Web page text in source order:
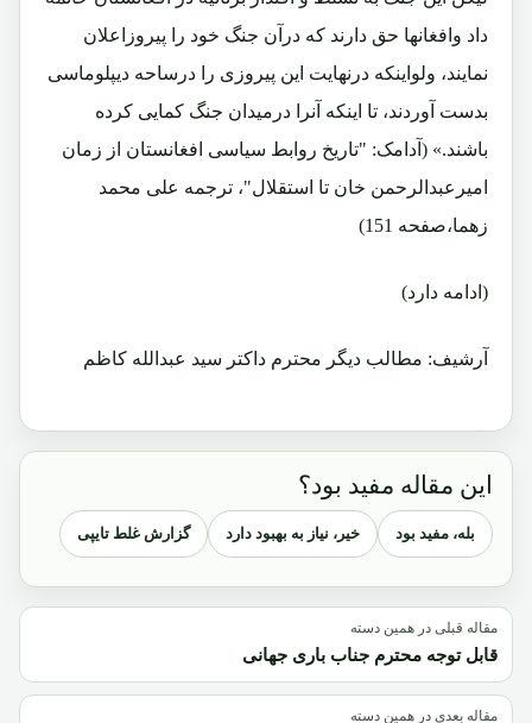
داد وافغانها حق دارند که درآن جنگ خود را پیروزاعلان
نمایند، ولواینکه درنهایت این پیروزی را درساحه دیپلوماسی
بدست آوردند، تا اینکه آنرا درمیدان جنگ کمایی کرده
باشند.» (آدامک: "تاریخ روابط سیاسی افغانستان از زمان
امیرعبدالرحمن خان تا استقلال"، ترجمه علی محمد
زهما،صفحه 151)
(ادامه دارد)
آرشیف: مطالب دیگر محترم داکتر سید عبدالله کاظم
این مقاله مفید بود؟
بله، مفید بود خیر، نیاز به بهبود دارد گزارش غلط تایپی
مقاله قبلی در همین دسته
قابل توجه محترم جناب باری جهانی
مقاله بعدی در همین دسته